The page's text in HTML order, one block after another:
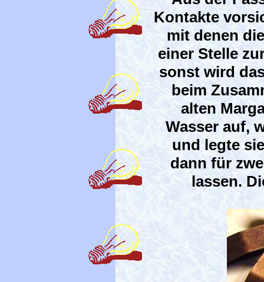
Kontakte
mit denen
einer Stelle
sonst wird
beim
alten
Wasser auf,
und legte
dann für
lassen.